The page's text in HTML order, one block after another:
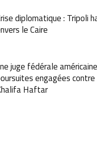
diplomatique : Tripoli
le Caire
juge fédérale
engagées
Haftar